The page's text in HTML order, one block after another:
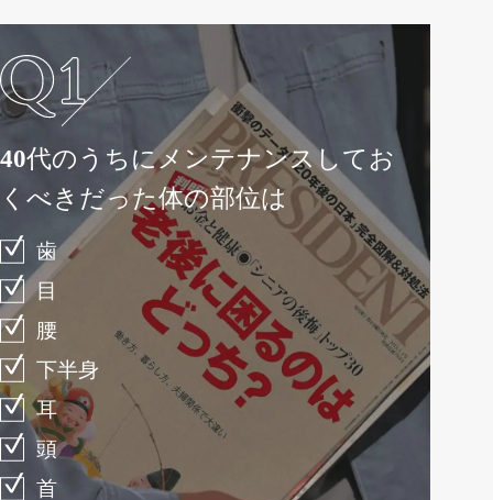
40代のうちにメンテナンスしてお
くべきだった体の部位は
歯
目
腰
下半身
耳
頭
首